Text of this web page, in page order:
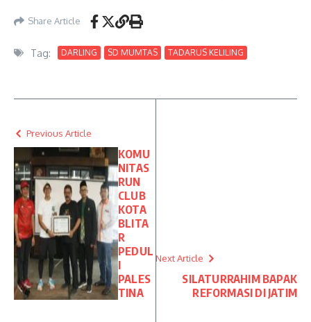
Share Article
Tag: DARLING SD MUMTAS TADARUS KELILING
Previous Article
KOMU
NITAS
RUN
CLUB
KOTA
BLITA
R
PEDUL
I
PALES
TINA
Next Article
SILATURRAHIM BAPAK
REFORMASI DI JATIM